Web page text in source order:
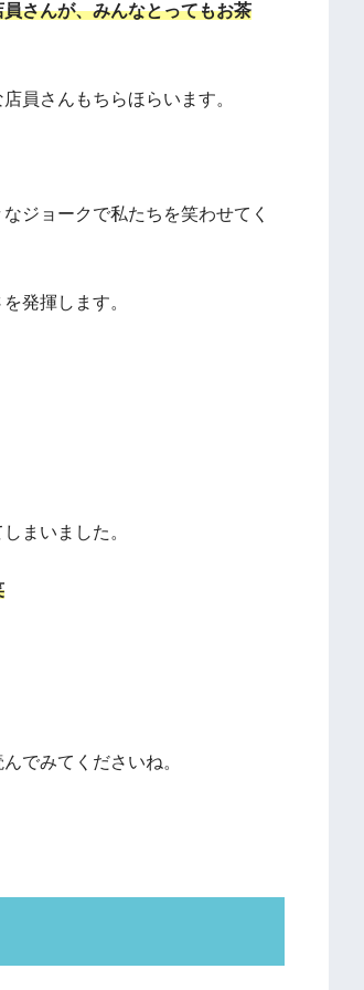
さんが、みんなとってもお茶
員さんもちらほらいます。
ジョークで私たちを笑わせてく
発揮します。
まいました。
でみてくださいね。